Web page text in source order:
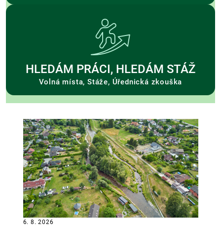
HLEDÁM PRÁCI, HLEDÁM STÁŽ
Volná místa, Stáže, Úřednická zkouška
6. 8. 2026